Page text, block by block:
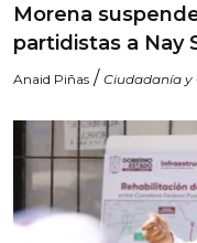
Morena
partidistas a Nay
Anaid Piñas / Ciudadanía y